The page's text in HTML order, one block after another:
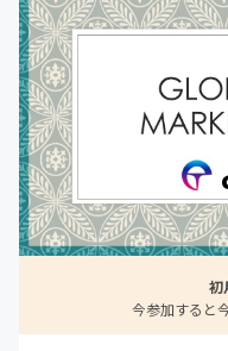
初
今参加すると